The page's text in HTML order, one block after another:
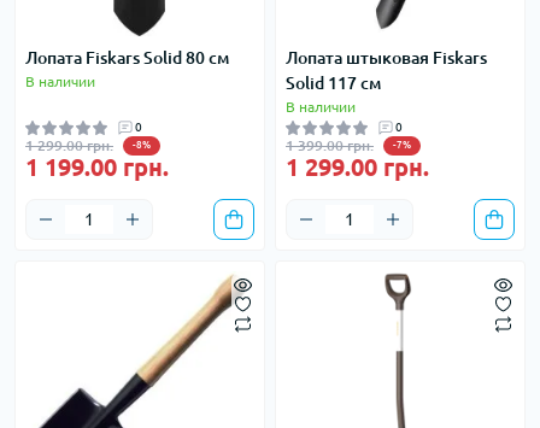
Лопата Fiskars Solid 80 см
В наличии
0
1 299.00 грн. -8%
1 199.00 грн.
Лопата штыковая Fiskars
Solid 117 см
В наличии
0
1 399.00 грн. -7%
1 299.00 грн.